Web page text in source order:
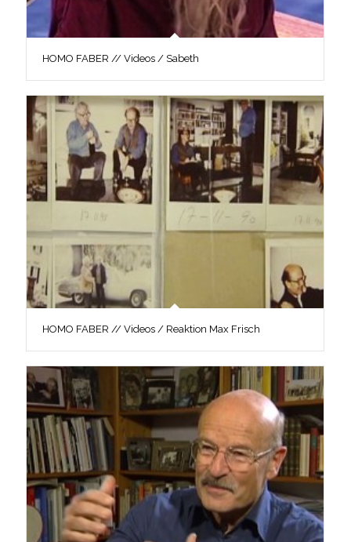
HOMO FABER // Videos / Sabeth
HOMO FABER // Videos / Reaktion Max Frisch